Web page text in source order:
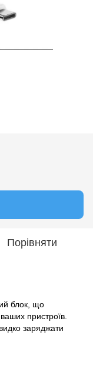
Порівняти
блок, що
пристроїв.
заряджати